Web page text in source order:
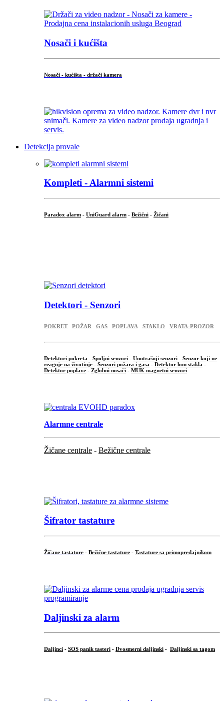
Nosači i kućišta
Nosači - kućišta - držači kamera
Detekcija provale
Kompleti - Alarmni sistemi
Paradox alarm - UniGuard alarm - Bežični - Žičani
Detektori - Senzori
POKRET POŽAR GAS POPLAVA STAKLO VRATA-PROZOR
Detektori pokreta - Spoljni senzori - Unutrašnji senzori - Senzor koji ne
reaguje na životinje - Senzori požara i gasa - Detektor lom stakla -
Detektor poplave - Zglobni nosači - MUK magnetni senzori
Alarmne centrale
Žičane centrale - Bežične centrale
Šifrator tastature
Žičane tastature - Bežične tastature - Tastature sa primopredajnikom
Daljinski za alarm
Daljinci - SOS panik tasteri - Dvosmerni daljinski - Daljinski sa tagom